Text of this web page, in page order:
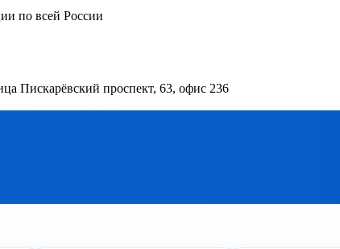
по всей России
Пискарёвский проспект, 63, офис 236